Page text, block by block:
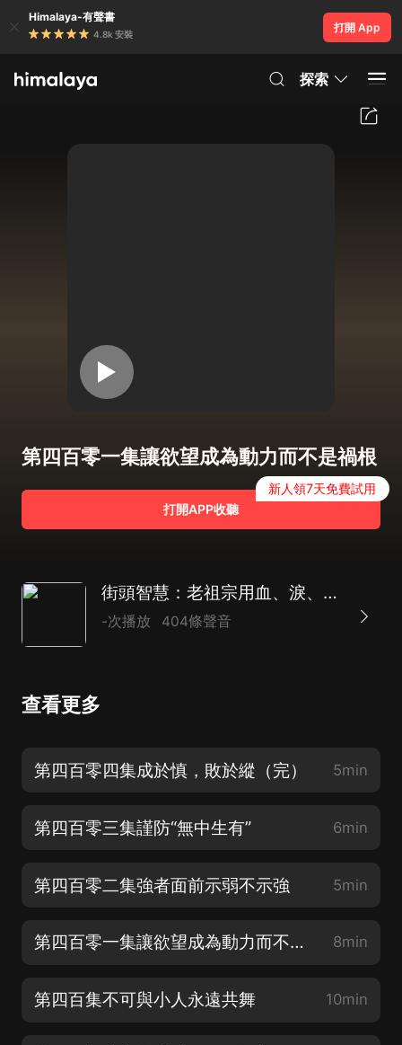
Himalaya-有聲書
4.8k 安裝
打開 App
探索
第四百零一集讓欲望成為動力而不是禍根
打開APP收聽
新人領7天免費試用
街頭智慧：老祖宗用血、淚、汗換來的忠告
-次播放 404條聲音
查看更多
第四百零四集成於慎，敗於縱（完） 5min
第四百零三集謹防“無中生有” 6min
第四百零二集強者面前示弱不示強 5min
第四百零一集讓欲望成為動力而不是禍根 8min
第四百集不可與小人永遠共舞 10min